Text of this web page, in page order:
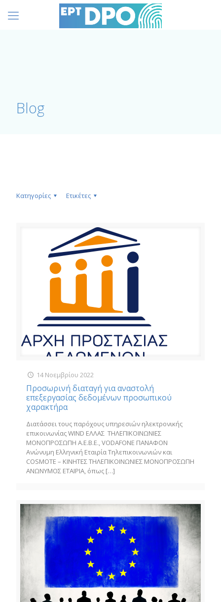
Blog
Κατηγορίες Ετικέτες
14 Νοεμβρίου 2022
Προσωρινή διαταγή για αναστολή
επεξεργασίας δεδομένων προσωπικού
χαρακτήρα
Διατάσσει τους παρόχους υπηρεσιών ηλεκτρονικής
επικοινωνίας WIND ΕΛΛΑΣ ΤΗΛΕΠΙΚΟΙΝΩΝΙΕΣ
ΜΟΝΟΠΡΟΣΩΠΗ Α.Ε.Β.Ε., VODAFONE ΠΑΝΑΦΟΝ
Ανώνυμη Ελληνική Εταιρία Τηλεπικοινωνιών και
COSMOTE – ΚΙΝΗΤΕΣ ΤΗΛΕΠΙΚΟΙΝΩΝΙΕΣ ΜΟΝΟΠΡΟΣΩΠΗ
ΑΝΩΝΥΜΟΣ ΕΤΑΙΡΙΑ, όπως […]